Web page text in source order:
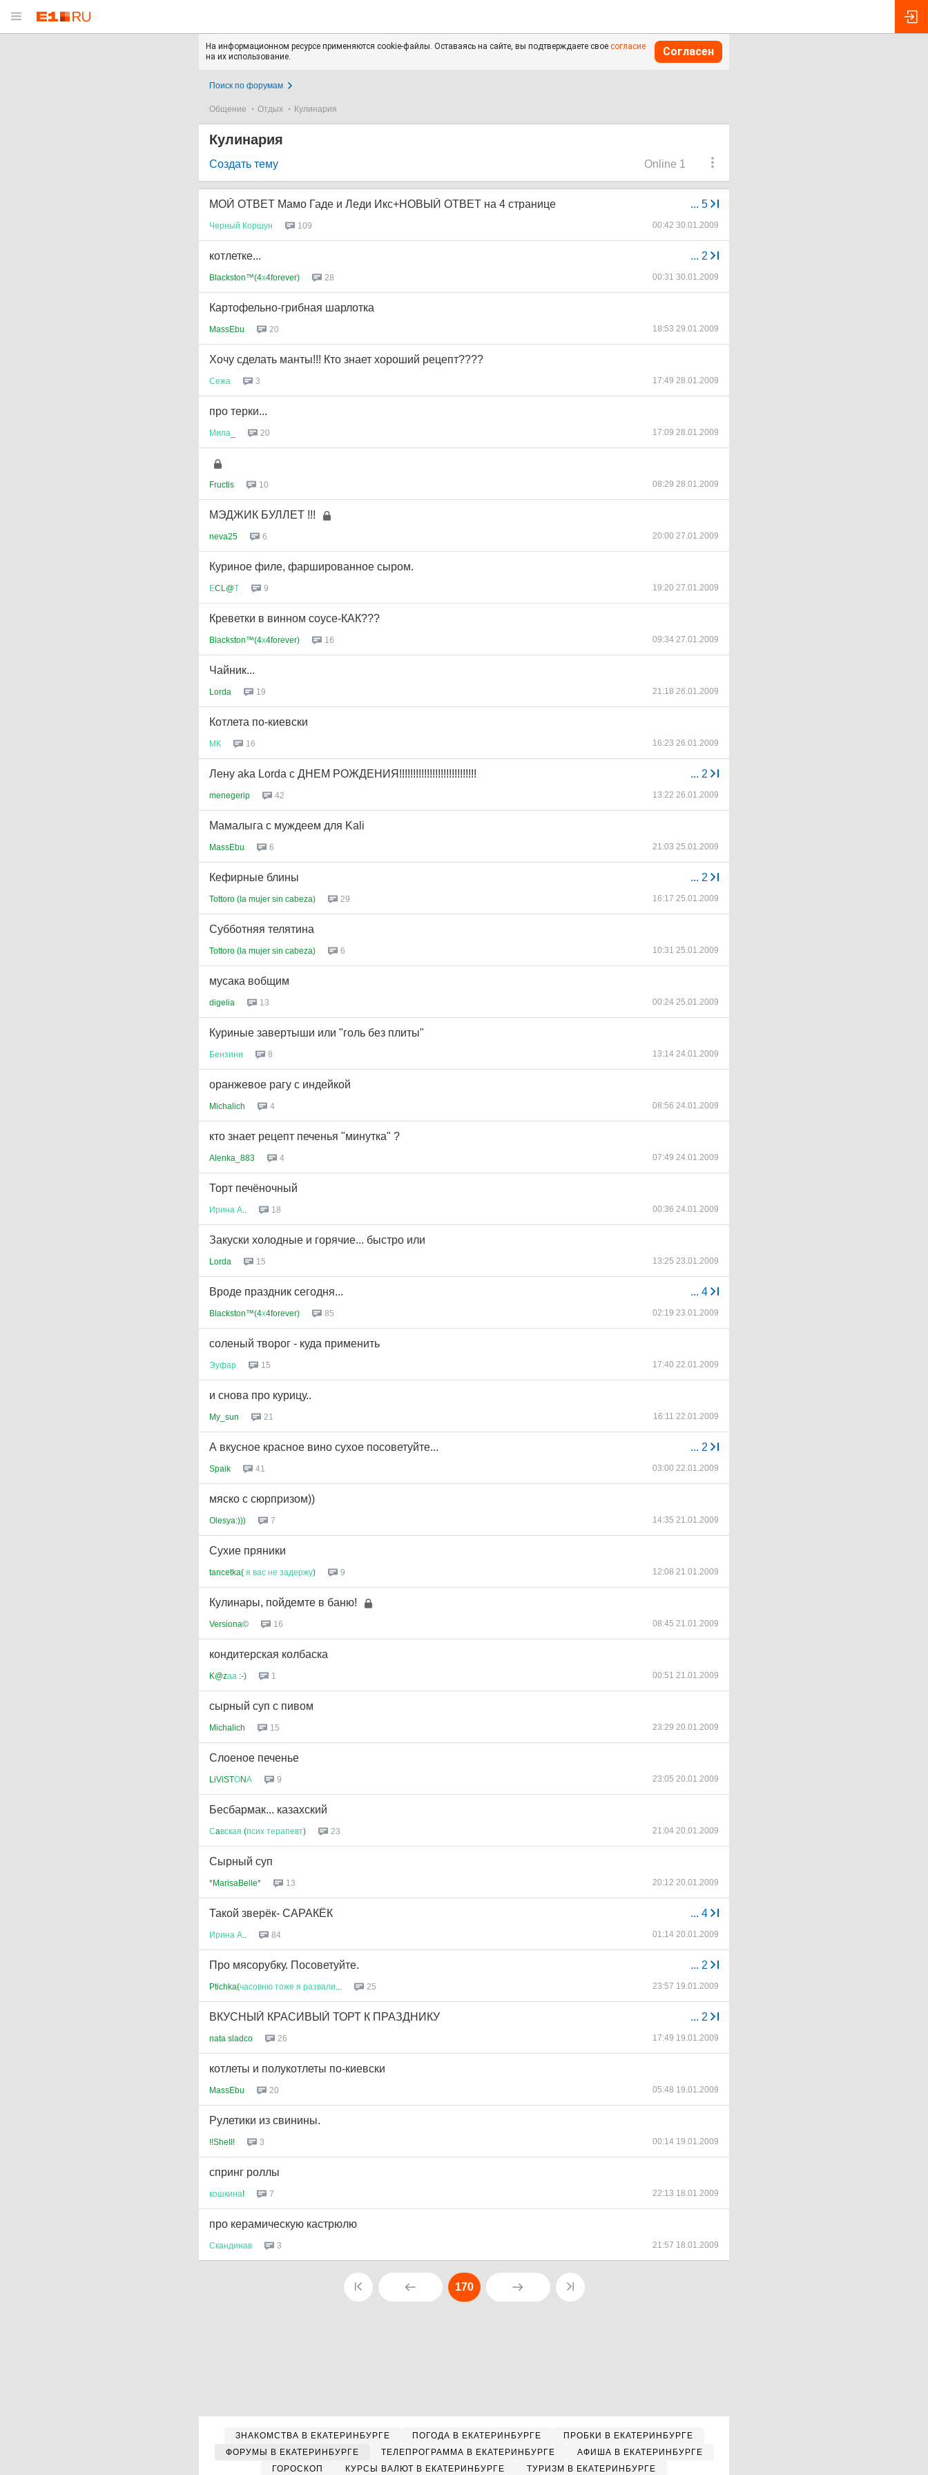
На информационном ресурсе применяются cookie-файлы. Оставаясь на сайте, вы подтверждаете свое согласие
на их использование.
Согласен
Поиск по форумам
Общение Отдых Кулинария
Кулинария
Online 1
Создать тему
... 5
МОЙ ОТВЕТ Мамо Гаде и Леди Икс+НОВЫЙ ОТВЕТ на 4 странице
Черный Коршун 109 00:42 30.01.2009
... 2
котлетке...
Blackston™(4х4forever) 28 00:31 30.01.2009
Картофельно-грибная шарлотка
MassEbu 20 18:53 29.01.2009
Хочу сделать манты!!! Кто знает хороший рецепт????
Сежа 3 17:49 28.01.2009
про терки...
Мила 20 17:09 28.01.2009
Fructis 10 08:29 28.01.2009
МЭДЖИК БУЛЛЕТ !!!
neva25 6 20:00 27.01.2009
Куриное филе, фаршированное сыром.
ЕCL@Т 9 19:20 27.01.2009
Креветки в винном соусе-КАК???
Blackston™(4х4forever) 16 09:34 27.01.2009
Чайник...
Lorda 19 21:18 26.01.2009
Котлета по-киевски
МК 16 16:23 26.01.2009
... 2
Лену aka Lorda с ДНЕМ РОЖДЕНИЯ!!!!!!!!!!!!!!!!!!!!!!!!!!!!
menegerip 42 13:22 26.01.2009
Мамалыга с муждеем для Kali
MassEbu 6 21:03 25.01.2009
... 2
Кефирные блины
Tottoro (la mujer sin cabeza) 29 16:17 25.01.2009
Субботняя телятина
Tottoro (la mujer sin cabeza) 6 10:31 25.01.2009
мусака вобщим
digelia 13 00:24 25.01.2009
Куриные завертыши или "голь без плиты"
Бензини 8 13:14 24.01.2009
оранжевое рагу с индейкой
Michalich 4 08:56 24.01.2009
кто знает рецепт печенья "минутка" ?
Alenka_883 4 07:49 24.01.2009
Торт печёночный
Ирина А 18 00:36 24.01.2009
Закуски холодные и горячие... быстро или
Lorda 15 13:25 23.01.2009
... 4
Вроде праздник сегодня...
Blackston™(4х4forever) 85 02:19 23.01.2009
соленый творог - куда применить
Эуфар 15 17:40 22.01.2009
и снова про курицу..
My_sun 21 16:11 22.01.2009
... 2
А вкусное красное вино сухое посоветуйте...
Spaik 41 03:00 22.01.2009
мяско с сюрпризом))
Olesya:))) 7 14:35 21.01.2009
Сухие пряники
tancetka( я вас не задержу) 9 12:08 21.01.2009
Кулинары, пойдемте в баню!
Versiona© 16 08:45 21.01.2009
кондитерская колбаска
K@zаа :-) 1 00:51 21.01.2009
сырный суп с пивом
Michalich 15 23:29 20.01.2009
Слоеное печенье
LiViSTОNА 9 23:05 20.01.2009
Бесбармак... казахский
Сaвская (псих терапевт) 23 21:04 20.01.2009
Сырный суп
*MarisaBelle* 13 20:12 20.01.2009
... 4
Такой зверёк- САРАКЁК
Ирина А 84 01:14 20.01.2009
... 2
Про мясорубку. Посоветуйте.
Ptichka(часовню тоже я развали 25 23:57 19.01.2009
... 2
ВКУСНЫЙ КРАСИВЫЙ ТОРТ К ПРАЗДНИКУ
nata sladco 26 17:49 19.01.2009
котлеты и полукотлеты по-киевски
MassEbu 20 05:48 19.01.2009
Рулетики из свинины.
!!SheII! 3 00:14 19.01.2009
спринг роллы
кошкина! 7 22:13 18.01.2009
про керамическую кастрюлю
Скандинав 3 21:57 18.01.2009
170
ЗНАКОМСТВА В ЕКАТЕРИНБУРГЕ ПОГОДА В ЕКАТЕРИНБУРГЕ
ПРОБКИ В ЕКАТЕРИНБУРГЕ
ФОРУМЫ В ЕКАТЕРИНБУРГЕ
ТЕЛЕПРОГРАММА В ЕКАТЕРИНБУРГЕ
АФИША В ЕКАТЕРИНБУРГЕ
ГОРОСКОП
КУРСЫ ВАЛЮТ В ЕКАТЕРИНБУРГЕ ТУРИЗМ В ЕКАТЕРИНБУРГЕ